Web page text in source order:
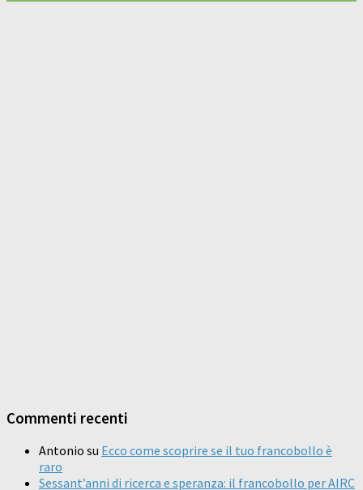
Commenti recenti
Antonio su Ecco come scoprire se il tuo francobollo è
raro
Sessant’anni di ricerca e speranza: il francobollo per AIRC